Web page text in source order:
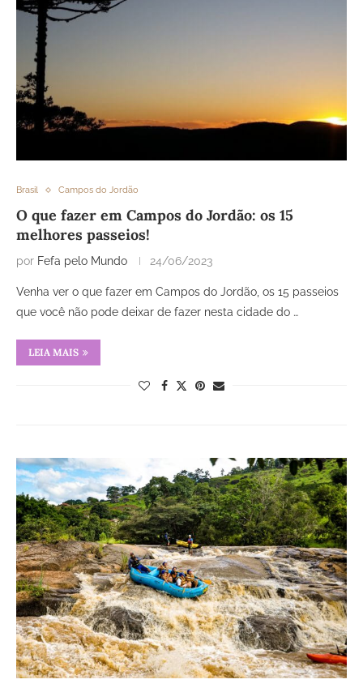
Brasil Campos do Jordão
O que fazer em Campos do Jordão: os 15
melhores passeios!
por Fefa pelo Mundo 24/06/2023
Venha ver o que fazer em Campos do Jordão, os 15 passeios
que você não pode deixar de fazer nesta cidade do …
LEIA MAIS